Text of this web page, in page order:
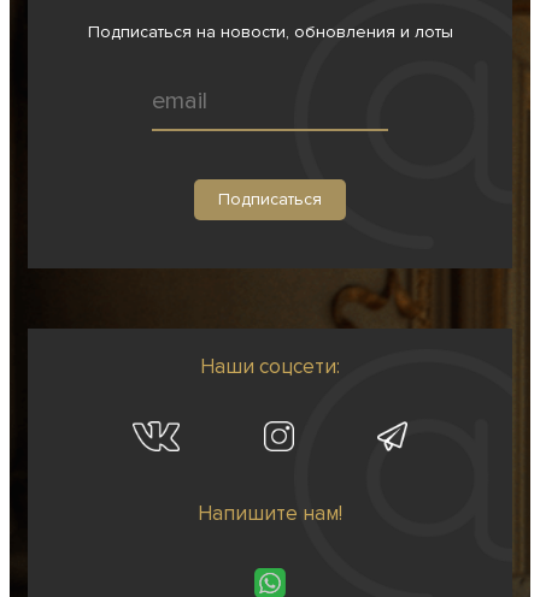
Подписаться на новости, обновления и лоты
Наши соцсети:
Напишите нам!